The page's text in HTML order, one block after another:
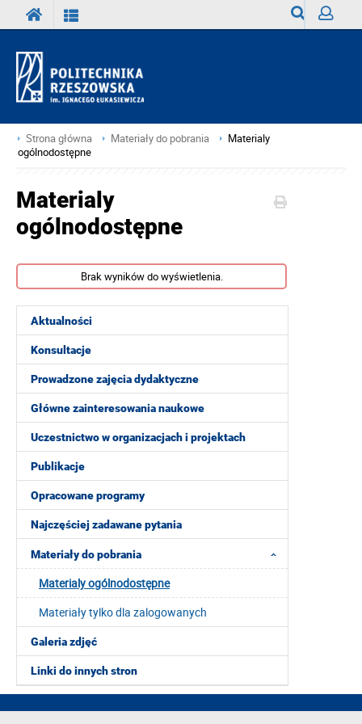
Strona główna Materiały do pobrania
Materialy
ogólnodostępne
Aktualności
Konsultacje
Prowadzone zajęcia dydaktyczne
Główne zainteresowania naukowe
Uczestnictwo w organizacjach i projektach
Publikacje
Opracowane programy
Najczęściej zadawane pytania
Materiały do pobrania
Materialy ogólnodostępne
Materiały tylko dla zalogowanych
Galeria zdjęć
Linki do innych stron
Materialy
ogólnodostępne
Brak wyników do wyświetlenia.